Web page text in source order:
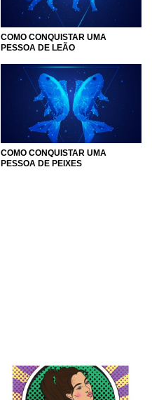
COMO CONQUISTAR UMA
PESSOA DE LEÃO
COMO CONQUISTAR UMA
PESSOA DE PEIXES